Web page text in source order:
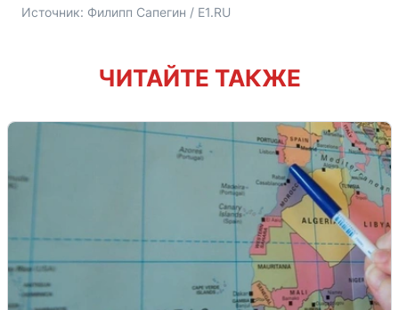
Источник: Филипп Сапегин / E1.RU
ЧИТАЙТЕ ТАКЖЕ